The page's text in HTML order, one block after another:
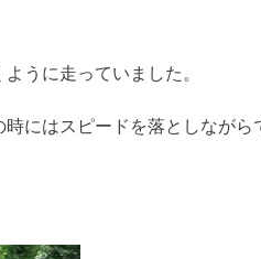
うに走っていました。
にはスピードを落としなが